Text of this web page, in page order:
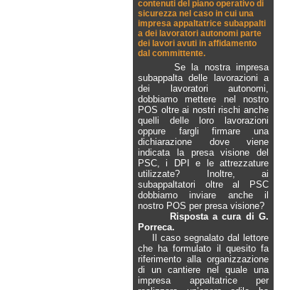
contenuti del piano operativo di
sicurezza nel caso in cui una
impresa appaltatrice subappalti
a dei lavoratori autonomi parte
dei lavori avuti in affidamento
dal committente.
Se la nostra impresa
subappalta delle lavorazioni a
dei lavoratori autonomi,
dobbiamo mettere nel nostro
POS oltre ai nostri rischi anche
quelli delle loro lavorazioni
oppure fargli firmare una
dichiarazione dove viene
indicata la presa visione del
PSC, i DPI e le attrezzature
utilizzate? Inoltre, ai
subappaltatori oltre al PSC
dobbiamo inviare anche il
nostro POS per presa visione?
Risposta a cura di G.
Porreca.
Il caso segnalato dal lettore
che ha formulato il quesito fa
riferimento alla organizzazione
di un cantiere nel quale una
impresa appaltatrice per